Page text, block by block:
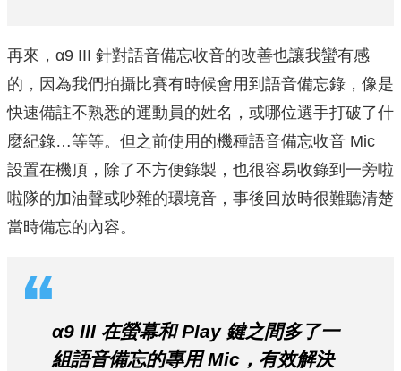
再來，α9 III 針對語音備忘收音的改善也讓我蠻有感
的，因為我們拍攝比賽有時候會用到語音備忘錄，像是
快速備註不熟悉的運動員的姓名，或哪位選手打破了什
麼紀錄…等等。但之前使用的機種語音備忘收音 Mic
設置在機頂，除了不方便錄製，也很容易收錄到一旁啦
啦隊的加油聲或吵雜的環境音，事後回放時很難聽清楚
當時備忘的內容。
α9 III 在螢幕和 Play 鍵之間多了一
組語音備忘的專用 Mic，有效解決